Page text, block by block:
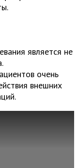
является не
очень
внешних